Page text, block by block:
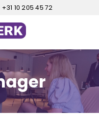
+31 10 205 45 72